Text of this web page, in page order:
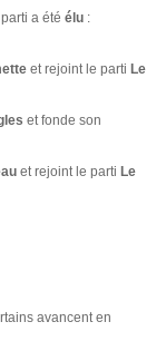
a été élu:
et rejoint le parti Le
et fonde son
et rejoint le parti Le
avancent en